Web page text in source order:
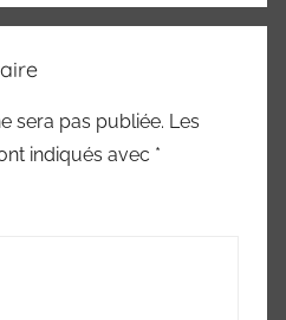
sera pas publiée. Les
indiqués avec *